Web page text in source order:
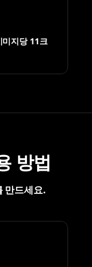
미지당 11크
방법
만드세요.